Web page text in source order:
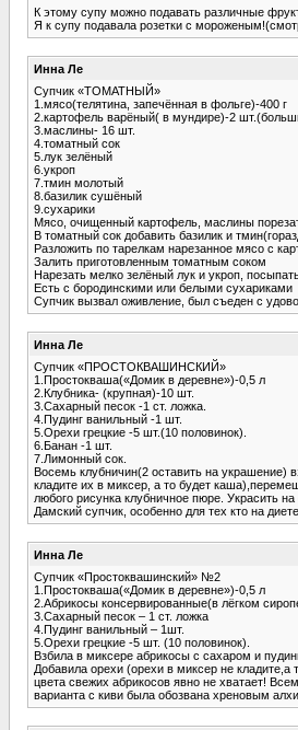
К этому супу можно подавать различные
Я к супу подавала розетки с
Инна Ле
Супчик «ТОМАТНЫЙ»
1.мясо(телятина, запечённая в фольге)-400 г
2.картофель варёный( в мундире)-2
3.маслины- 16 шт.
4.томатный сок
5.лук зелёный
6.укроп
7.тмин молотый
8.базилик сушёный
9.сухарики
Мясо, очищенный картофель, маслины
В томатный сок добавить базилик и
Разложить по тарелкам нарезанное мясо с
Залить приготовленным томатным соком
Нарезать мелко зелёный лук и укроп,
Есть с бородинскими или белыми сухариками
Супчик вызвал оживление, был съеден с
Инна Ле
Супчик «ПРОСТОКВАШИНСКИЙ»
1.Простокваша(«Домик в деревне»)-0,5 л
2.Клубника- (крупная)-10 шт.
3.Сахарный песок -1 ст. ложка.
4.Пудинг ванильный -1 шт.
5.Орехи грецкие -5 шт.(10 половинок).
6.Банан -1 шт.
7.Лимонный сок.
Восемь клубничин(2 оставить на украшение)
кладите их в миксер, а то будет
любого рисунка клубничное пюре. Украсить
Дамский супчик, особенно для тех кто на
Инна Ле
Супчик «Простоквашинский» №2
1.Простокваша(«Домик в деревне»)-0,5 л
2.Абрикосы консервированные(в лёгком
3.Сахарный песок – 1 ст. ложка
4.Пудинг ванильный – 1шт.
5.Орехи грецкие -5 шт. (10 половинок).
Взбила в миксере абрикосы с сахаром и
Добавила орехи (орехи в миксер не
цвета свежих абрикосов явно не хватает!
варианта с киви была обозвана хреновым